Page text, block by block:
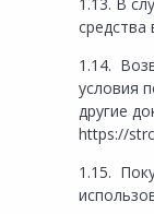
средства
1.14.
условия
другие
https://
1.15.